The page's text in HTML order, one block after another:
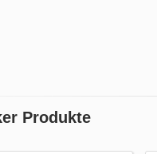
Produkte